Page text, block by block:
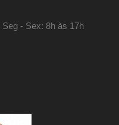
Seg - Sex: 8h às 17h